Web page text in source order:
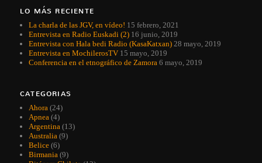
LO MÁS RECIENTE
La charla de las JGV, en vídeo! 15 febrero, 2021
Entrevista en Radio Euskadi (2) 16 junio, 2019
Entrevista con Hala bedi Radio (KasaKatxan) 28 mayo, 2019
Entrevista en MochilerosTV 15 mayo, 2019
Conferencia en el etnográfico de Zamora 6 mayo, 2019
CATEGORIAS
Ahora (24)
Apnea (4)
Argentina (13)
Australia (9)
Belice (6)
Birmania (9)